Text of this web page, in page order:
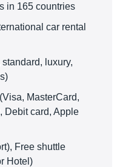
in 165 countries
car rental
luxury,
MasterCard,
Debit card, Apple
Free shuttle
Hotel)